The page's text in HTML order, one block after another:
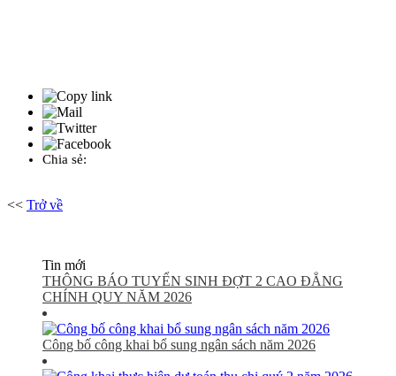
Chia sẻ:
<< Trở về
Tin mới
THÔNG BÁO TUYỂN SINH ĐỢT 2 CAO ĐẲNG
CHÍNH QUY NĂM 2026
Công bố công khai bổ sung ngân sách năm 2026